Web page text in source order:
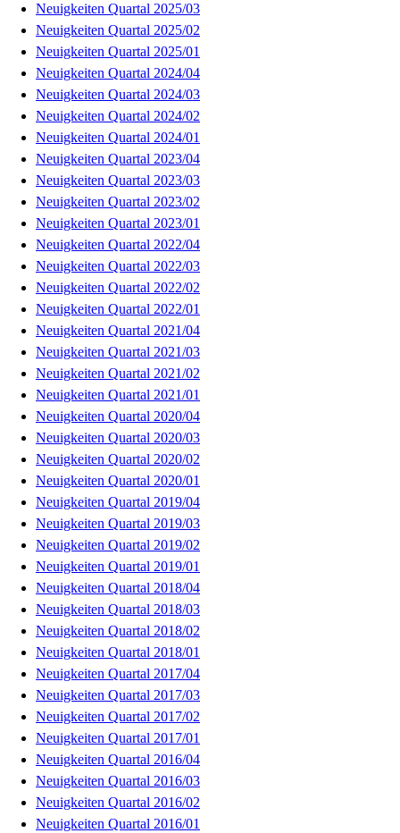
Neuigkeiten Quartal 2025/03
Neuigkeiten Quartal 2025/02
Neuigkeiten Quartal 2025/01
Neuigkeiten Quartal 2024/04
Neuigkeiten Quartal 2024/03
Neuigkeiten Quartal 2024/02
Neuigkeiten Quartal 2024/01
Neuigkeiten Quartal 2023/04
Neuigkeiten Quartal 2023/03
Neuigkeiten Quartal 2023/02
Neuigkeiten Quartal 2023/01
Neuigkeiten Quartal 2022/04
Neuigkeiten Quartal 2022/03
Neuigkeiten Quartal 2022/02
Neuigkeiten Quartal 2022/01
Neuigkeiten Quartal 2021/04
Neuigkeiten Quartal 2021/03
Neuigkeiten Quartal 2021/02
Neuigkeiten Quartal 2021/01
Neuigkeiten Quartal 2020/04
Neuigkeiten Quartal 2020/03
Neuigkeiten Quartal 2020/02
Neuigkeiten Quartal 2020/01
Neuigkeiten Quartal 2019/04
Neuigkeiten Quartal 2019/03
Neuigkeiten Quartal 2019/02
Neuigkeiten Quartal 2019/01
Neuigkeiten Quartal 2018/04
Neuigkeiten Quartal 2018/03
Neuigkeiten Quartal 2018/02
Neuigkeiten Quartal 2018/01
Neuigkeiten Quartal 2017/04
Neuigkeiten Quartal 2017/03
Neuigkeiten Quartal 2017/02
Neuigkeiten Quartal 2017/01
Neuigkeiten Quartal 2016/04
Neuigkeiten Quartal 2016/03
Neuigkeiten Quartal 2016/02
Neuigkeiten Quartal 2016/01